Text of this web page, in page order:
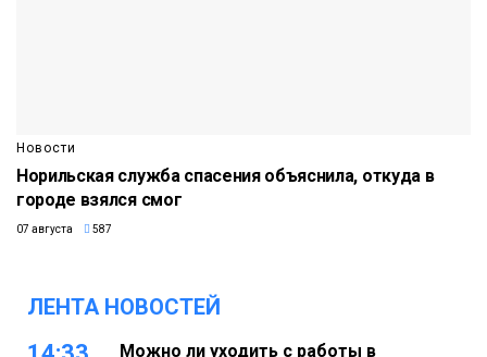
Новости
Норильская служба спасения объяснила, откуда в
городе взялся смог
07 августа 587
ЛЕНТА НОВОСТЕЙ
Можно ли уходить с работы в